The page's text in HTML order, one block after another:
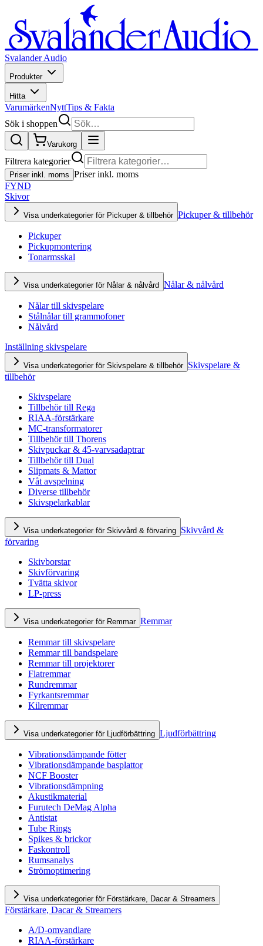
Svalander Audio
Produkter
Hitta
VarumärkenNyttTips & Fakta
Sök i shoppen
Varukorg
Filtrera kategorier
Priser inkl. moms Priser inkl. moms
FYND
Skivor
Visa underkategorier för Pickuper & tillbehör Pickuper & tillbehör
Pickuper
Pickupmontering
Tonarmsskal
Visa underkategorier för Nålar & nålvård Nålar & nålvård
Nålar till skivspelare
Stålnålar till grammofoner
Nålvård
Inställning skivspelare
Visa underkategorier för Skivspelare & tillbehör Skivspelare &
tillbehör
Skivspelare
Tillbehör till Rega
RIAA-förstärkare
MC-transformatorer
Tillbehör till Thorens
Skivpuckar & 45-varvsadaptrar
Tillbehör till Dual
Slipmats & Mattor
Våt avspelning
Diverse tillbehör
Skivspelarkablar
Visa underkategorier för Skivvård & förvaring Skivvård &
förvaring
Skivborstar
Skivförvaring
Tvätta skivor
LP-press
Visa underkategorier för Remmar Remmar
Remmar till skivspelare
Remmar till bandspelare
Remmar till projektorer
Flatremmar
Rundremmar
Fyrkantsremmar
Kilremmar
Visa underkategorier för Ljudförbättring Ljudförbättring
Vibrationsdämpande fötter
Vibrationsdämpande basplattor
NCF Booster
Vibrationsdämpning
Akustikmaterial
Furutech DeMag Alpha
Antistat
Tube Rings
Spikes & brickor
Faskontroll
Rumsanalys
Strömoptimering
Visa underkategorier för Förstärkare, Dacar & Streamers
Förstärkare, Dacar & Streamers
A/D-omvandlare
RIAA-förstärkare